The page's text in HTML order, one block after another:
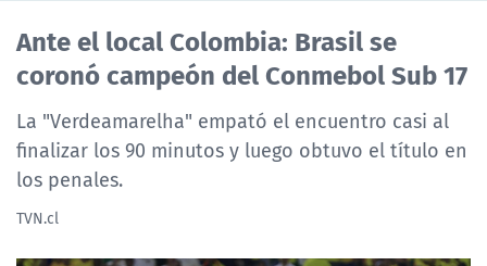
CASTING MASTERCHEF CHILE
CASTING TVN VERTICAL
TVN VERTICAL
TVN PLAY
Ante el local Colombia: Brasil se
coronó campeón del Conmebol Sub 17
La "Verdeamarelha" empató el encuentro casi al
finalizar los 90 minutos y luego obtuvo el título en
los penales.
TVN.cl